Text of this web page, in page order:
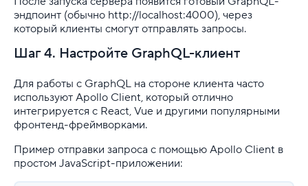
эндпоинт (обычно http://localhost:4000), через
который клиенты смогут отправлять запросы.
Шаг 4. Настройте GraphQL-клиент
Для работы с GraphQL на стороне клиента часто
используют Apollo Client, который отлично
интегрируется с React, Vue и другими популярными
фронтенд-фреймворками.
Пример отправки запроса с помощью Apollo Client в
простом JavaScript-приложении: